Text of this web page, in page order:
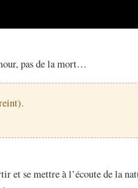
pas de la mort…
et se mettre à l’écoute de la